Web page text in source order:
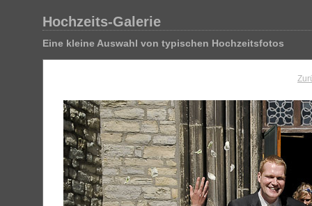
Hochzeits-Galerie
Eine kleine Auswahl von typischen Hochzeitsfotos